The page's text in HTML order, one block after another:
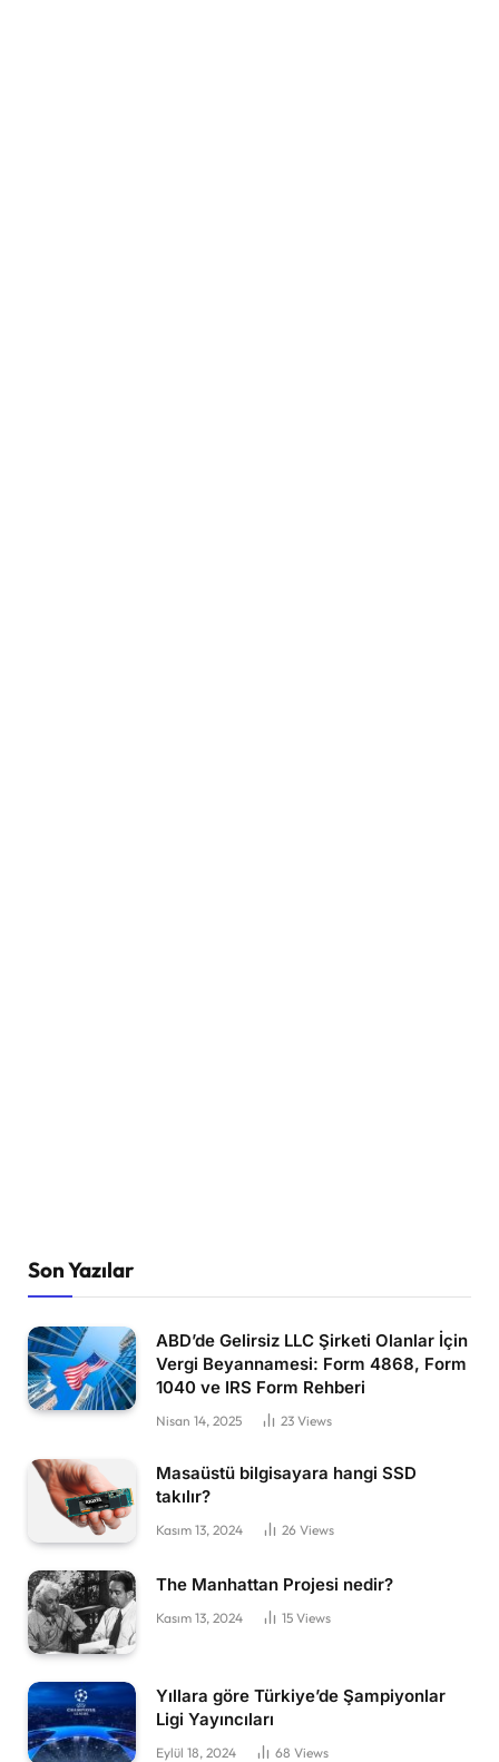
Son Yazılar
ABD’de Gelirsiz LLC Şirketi Olanlar İçin
Vergi Beyannamesi: Form 4868, Form
1040 ve IRS Form Rehberi
Nisan 14, 2025 23 Views
Masaüstü bilgisayara hangi SSD
takılır?
Kasım 13, 2024 26 Views
The Manhattan Projesi nedir?
Kasım 13, 2024 15 Views
Yıllara göre Türkiye’de Şampiyonlar
Ligi Yayıncıları
Eylül 18, 2024 68 Views